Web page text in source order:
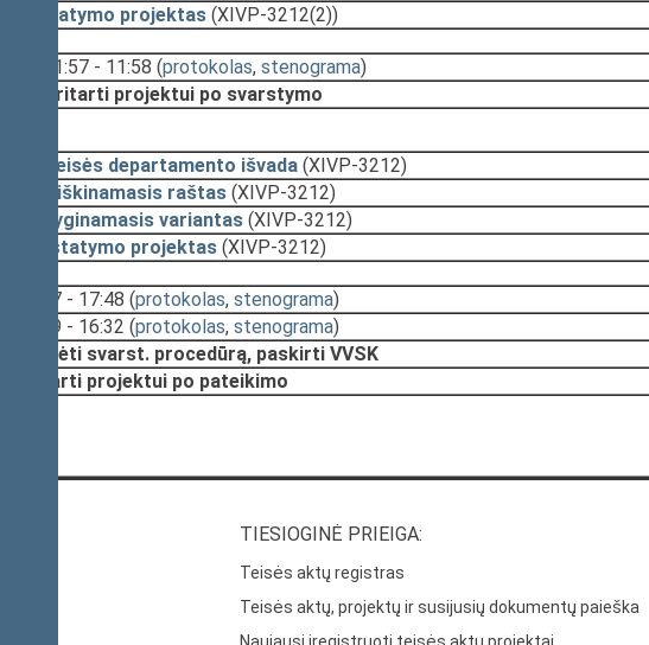
Įstatymo projektas (XIVP-3212(2))
11:57 - 11:58 (protokolas, stenograma)
Pritarti projektui po svarstymo
Teisės departamento išvada (XIVP-3212)
Aiškinamasis raštas (XIVP-3212)
Lyginamasis variantas (XIVP-3212)
Įstatymo projektas (XIVP-3212)
17:47 - 17:48 (protokolas, stenograma)
16:09 - 16:32 (protokolas, stenograma)
Pradėti svarst. procedūrą, paskirti VVSK
Pritarti projektui po pateikimo
TIESIOGINĖ PRIEIGA:
Teisės aktų registras
Teisės aktų, projektų ir susijusių dokumentų paieška